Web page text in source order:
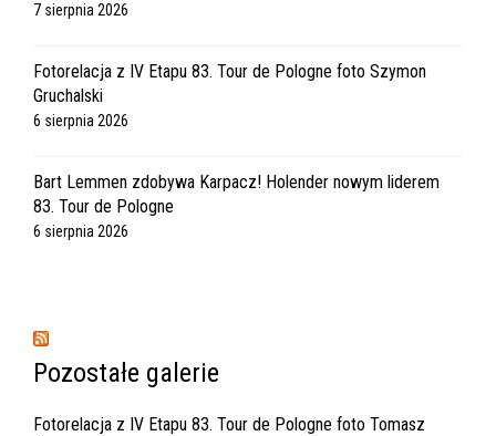
7 sierpnia 2026
Fotorelacja z IV Etapu 83. Tour de Pologne foto Szymon
Gruchalski
6 sierpnia 2026
Bart Lemmen zdobywa Karpacz! Holender nowym liderem
83. Tour de Pologne
6 sierpnia 2026
Pozostałe galerie
Fotorelacja z IV Etapu 83. Tour de Pologne foto Tomasz